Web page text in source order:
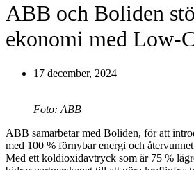
ABB och Boliden
ekonomi med Low-
17 december, 2024
Foto: ABB
ABB samarbetar med Boliden, för att
med 100 % förnybar energi och
Med ett koldioxidavtryck som är 75 %